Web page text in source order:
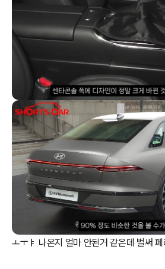
ㅗㅜㅑ 나온지 얼마 안된거 같은데 벌써